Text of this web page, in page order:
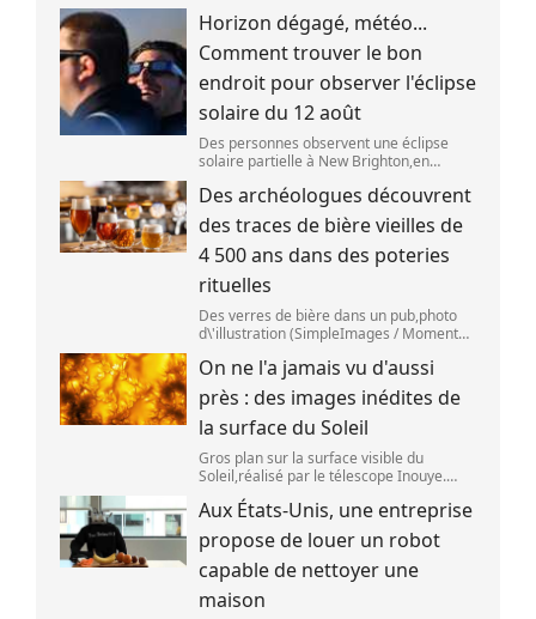
que l\'étage supérieur d\'une fusée de
SpaceX s\'est bien écrasé sur la Lune,le 5
aoû
Horizon dégagé, météo...
Comment trouver le bon
endroit pour observer l'éclipse
solaire du 12 août
Des personnes observent une éclipse
solaire partielle à New Brighton,en
(SANKA VIDANAGAMA )
Des archéologues découvrent
des traces de bière vieilles de
4 500 ans dans des poteries
rituelles
Des verres de bière dans un pub,photo
d\'illustration (SimpleImages / Moment
alcoolisée du monde. Les premières
traces de bière ont été retrouvées ch
On ne l'a jamais vu d'aussi
près : des images inédites de
la surface du Soleil
Gros plan sur la surface visible du
Soleil,réalisé par le télescope Inouye.
(NSF/NSO/AURA/MPS) Certains se
préparent peut-être à photographier le
mieux possible l\'éclipse solaire,prévue le
1
Aux États-Unis, une entreprise
propose de louer un robot
capable de nettoyer une
maison